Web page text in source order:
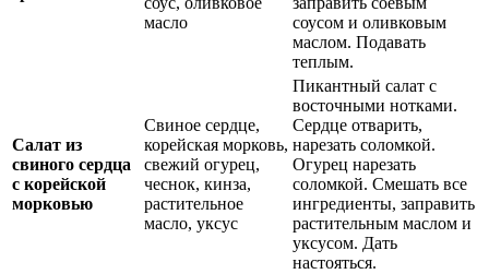
масло
соусом и оливковым
маслом. Подавать
теплым.
Салат из
свиного сердца
с корейской
морковью
Свиное сердце,
корейская морковь,
свежий огурец,
чеснок, кинза,
растительное
масло, уксус
Пикантный салат с
восточными нотками.
Сердце отварить,
нарезать соломкой.
Огурец нарезать
соломкой. Смешать все
ингредиенты, заправить
растительным маслом и
уксусом. Дать
настояться.